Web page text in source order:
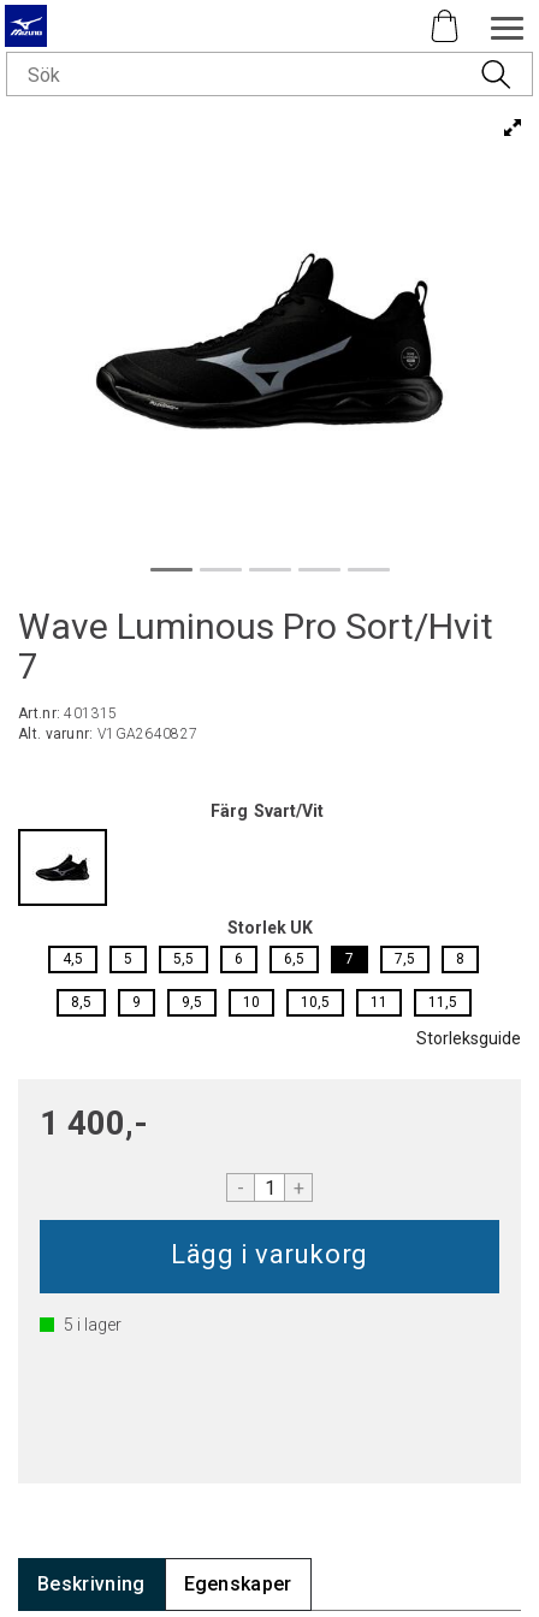
Wave Luminous Pro Sort/Hvit
7
Art.nr:401315
Alt. varunr: V1GA2640827
Färg Svart/Vit
Storlek UK
4,5 5 5,5 6 6,5 7 7,5 8
8,5 9 9,5 10 10,5 11 11,5
Storleksguide
1 400,-
- +
5 i lager
Beskrivning Egenskaper